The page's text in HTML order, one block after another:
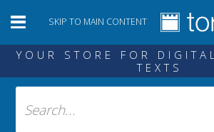
SKIP TO MAIN CONTENT
YOUR STORE FOR
TEXTS